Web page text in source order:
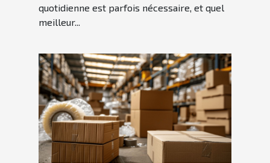
quotidienne est parfois nécessaire, et quel
meilleur...